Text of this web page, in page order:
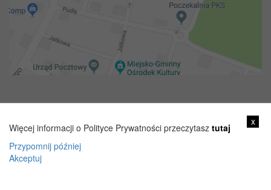
x
Więcej informacji o Polityce Prywatności przeczytasz tutaj
Przypomnij później
Akceptuj